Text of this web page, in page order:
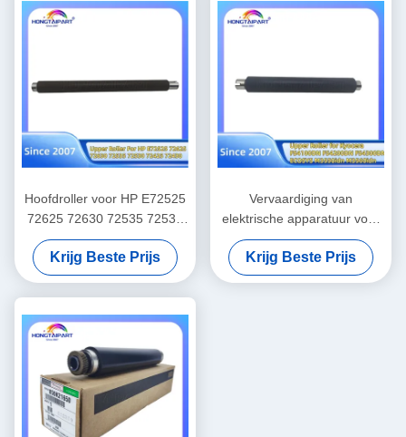
Hoofdroller voor HP E72525
72625 72630 72535 72530
72425 72430 Fuser Heat
Roller Office Supply
Krijg Beste Prijs
Vervaardiging van
elektrische apparatuur voor
het vervaardigen van
elektrische apparatuur
Krijg Beste Prijs